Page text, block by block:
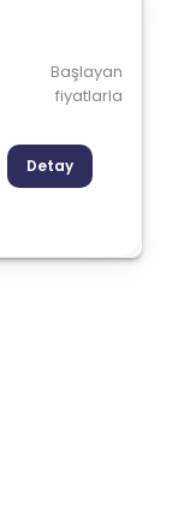
Başlayan
fiyatlarla
Detay